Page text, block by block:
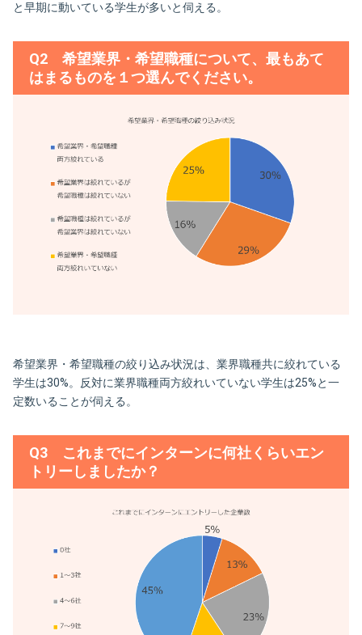
と早期に動いている学生が多いと伺える。
Q2 希望業界・希望職種について、最もあて
はまるものを１つ選んでください。
希望業界・希望職種の絞り込み状況は、業界職種共に絞れている
学生は30%。反対に業界職種両方絞れいていない学生は25%と一
定数いることが伺える。
Q3 これまでにインターンに何社くらいエン
トリーしましたか？